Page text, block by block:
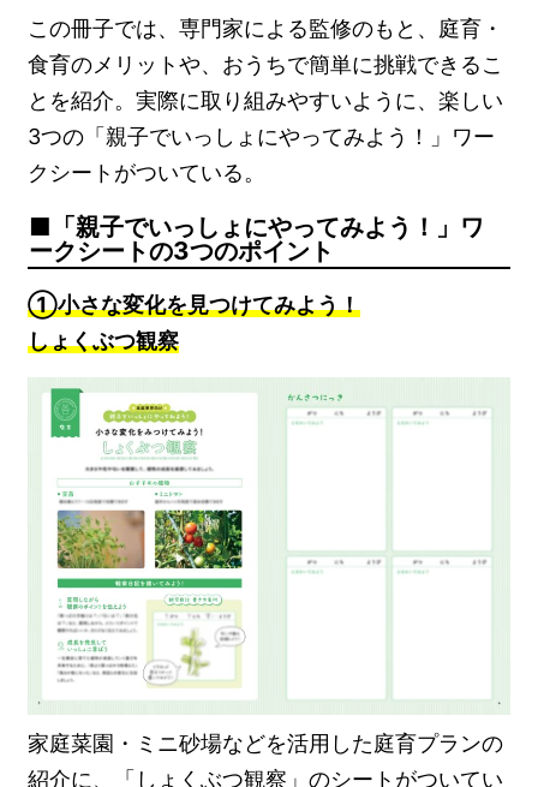
この冊子では、専門家による監修のもと、庭育・
食育のメリットや、おうちで簡単に挑戦できるこ
とを紹介。実際に取り組みやすいように、楽しい
3つの「親子でいっしょにやってみよう！」ワー
クシートがついている。
「親子でいっしょにやってみよう！」ワ
ークシートの3つのポイント
①小さな変化を見つけてみよう！
しょくぶつ観察
家庭菜園・ミニ砂場などを活用した庭育プランの
紹介に、「しょくぶつ観察」のシートがついてい